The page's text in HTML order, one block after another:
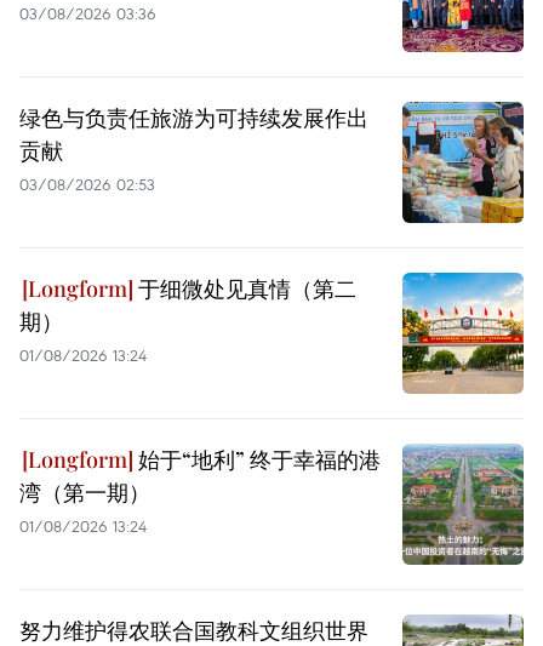
03/08/2026 03:36
绿色与负责任旅游为可持续发展作出
贡献
03/08/2026 02:53
于细微处见真情（第二
期）
01/08/2026 13:24
始于“地利” 终于幸福的港
湾（第一期）
01/08/2026 13:24
努力维护得农联合国教科文组织世界